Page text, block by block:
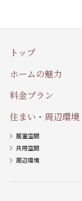
トップ
ホームの魅力
料金プラン
住まい・周辺環境
居室空間
共用空間
周辺環境